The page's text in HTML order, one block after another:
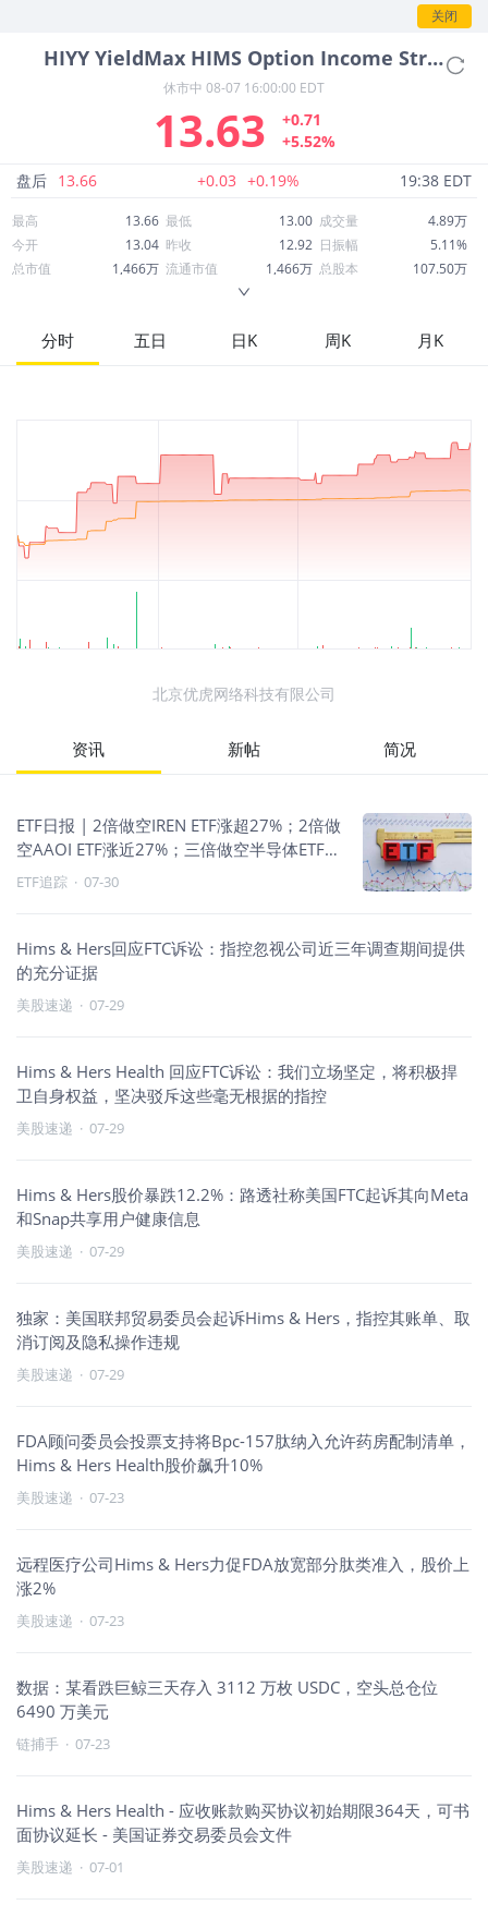
关闭
HIYY YieldMax HIMS Option Income Strategy ETF
休市中 08-07 16:00:00 EDT
13.63
+0.71
+5.52%
盘后 13.66 +0.03 +0.19% 19:38 EDT
最高 13.66 最低 13.00 成交量
4.89万
今开
13.04 昨收 12.92 日振幅
5.11%
总市值
1,466万 流通市值 1,466万 总股本
107.50万
52周最高
53.97 市盈率
股息
分时 五日 日K 周K 月K
北京优虎网络科技有限公司
资讯 新帖 简况
ETF日报 | 2倍做空IREN ETF涨超27%；2倍做
空AAOI ETF涨近27%；三倍做空半导体ETF涨
超16%；科技做空与原油走强
ETF追踪 · 07-30
Hims & Hers回应FTC诉讼：指控忽视公司近三年调查期间提供
的充分证据
美股速递 · 07-29
Hims & Hers Health 回应FTC诉讼：我们立场坚定，将积极捍
卫自身权益，坚决驳斥这些毫无根据的指控
美股速递 · 07-29
Hims & Hers股价暴跌12.2%：路透社称美国FTC起诉其向Meta
和Snap共享用户健康信息
美股速递 · 07-29
独家：美国联邦贸易委员会起诉Hims & Hers，指控其账单、取
消订阅及隐私操作违规
美股速递 · 07-29
FDA顾问委员会投票支持将Bpc-157肽纳入允许药房配制清单，
Hims & Hers Health股价飙升10%
美股速递 · 07-23
远程医疗公司Hims & Hers力促FDA放宽部分肽类准入，股价上
涨2%
美股速递 · 07-23
数据：某看跌巨鲸三天存入 3112 万枚 USDC，空头总仓位
6490 万美元
链捕手 · 07-23
Hims & Hers Health - 应收账款购买协议初始期限364天，可书
面协议延长 - 美国证券交易委员会文件
美股速递 · 07-01